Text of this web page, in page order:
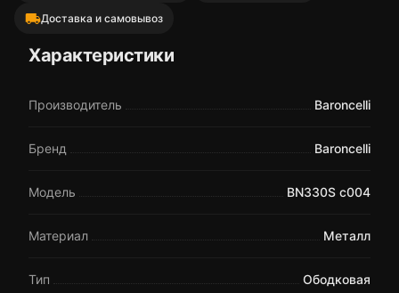
local_shippingДоставка и самовывоз
Характеристики
Производитель Baroncelli
Бренд Baroncelli
Модель BN330S c004
Материал Металл
Тип Ободковая